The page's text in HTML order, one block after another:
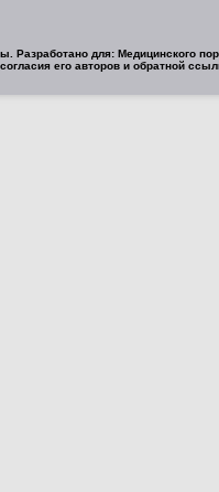
Разработано для: Медицинского
его авторов и обратной